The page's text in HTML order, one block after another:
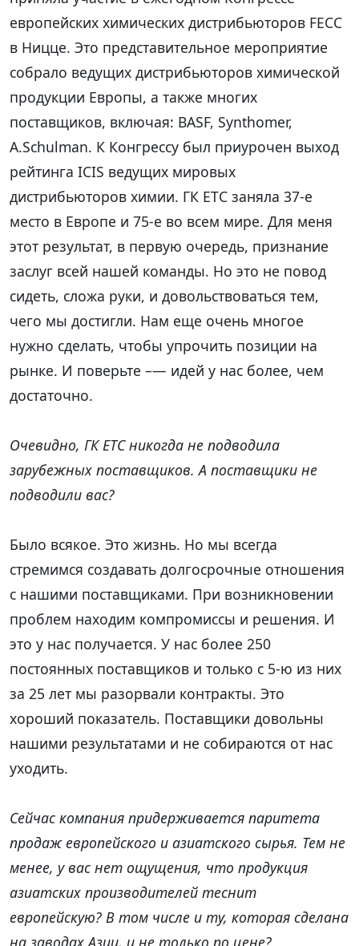
европейских химических дистрибьюторов FECC
в Ницце. Это представительное мероприятие
собрало ведущих дистрибьюторов химической
продукции Европы, а также многих
поставщиков, включая: BASF, Synthomer,
A.Schulman. К Конгрессу был приурочен выход
рейтинга ICIS ведущих мировых
дистрибьюторов химии. ГК ЕТС заняла 37-е
место в Европе и 75-е во всем мире. Для меня
этот результат, в первую очередь, признание
заслуг всей нашей команды. Но это не повод
сидеть, сложа руки, и довольствоваться тем,
чего мы достигли. Нам еще очень многое
нужно сделать, чтобы упрочить позиции на
рынке. И поверьте –— идей у нас более, чем
достаточно.
Очевидно, ГК ЕТС никогда не подводила
зарубежных поставщиков. А поставщики не
подводили вас?
Было всякое. Это жизнь. Но мы всегда
стремимся создавать долгосрочные отношения
с нашими поставщиками. При возникновении
проблем находим компромиссы и решения. И
это у нас получается. У нас более 250
постоянных поставщиков и только с 5-ю из них
за 25 лет мы разорвали контракты. Это
хороший показатель. Поставщики довольны
нашими результатами и не собираются от нас
уходить.
Сейчас компания придерживается паритета
продаж европейского и азиатского сырья. Тем не
менее, у вас нет ощущения, что продукция
азиатских производителей теснит
европейскую? В том числе и ту, которая сделана
на заводах Азии, и не только по цене?